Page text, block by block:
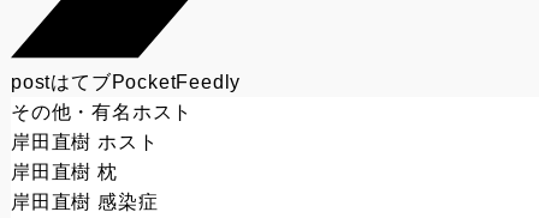
postはてブPocketFeedly
その他・有名ホスト
岸田直樹 ホスト
岸田直樹 枕
岸田直樹 感染症